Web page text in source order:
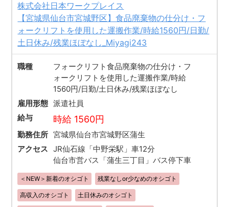
株式会社日本ワークプレイス
【宮城県仙台市宮城野区】食品廃棄物の仕分け・フ
ォークリフトを使用した運搬作業/時給1560円/日勤/
土日休み/残業ほぼなし_Miyagi243
職種
フォークリフト食品廃棄物の仕分け・フ
ォークリフトを使用した運搬作業/時給
1560円/日勤/土日休み/残業ほぼなし
雇用形態 派遣社員
給与
時給 1560円
勤務住所 宮城県仙台市宮城野区蒲生
アクセス
JR仙石線「中野栄駅」車12分
仙台市営バス「蒲生三丁目」バス停下車
＜NEW＞新着のオシゴト 残業なしor少なめのオシゴト
高収入のオシゴト 土日休みのオシゴト